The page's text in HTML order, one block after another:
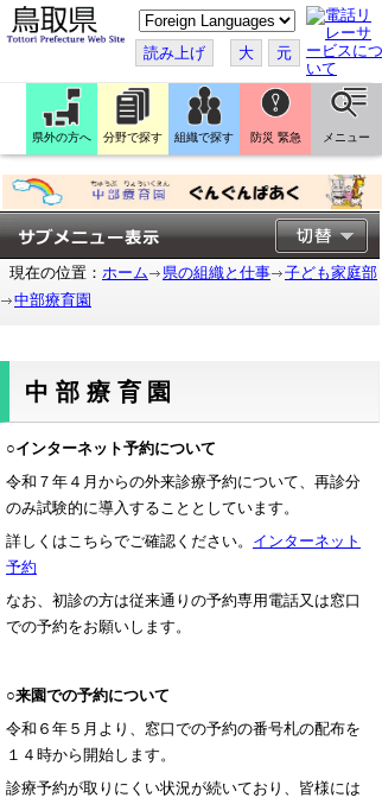
こ
の
ペ
ー
ジ
を
翻
訳
す
る
読み上げ 大 元
県外の方へ 分野で探す 組織で探す 防災 緊急 メニュー
現在の位置： ホーム 県の組織と仕事
子ども家庭部
中部療育園
中部療育園
○インターネット予約について
令和７年４月からの外来診療予約について、再診分
のみ試験的に導入することとしています。
詳しくはこちらでご確認ください。 インターネット
予約
なお、初診の方は従来通りの予約専用電話又は窓口
での予約をお願いします。
○来園での予約について
令和６年５月より、窓口での予約の番号札の配布を
１４時から開始します。
診療予約が取りにくい状況が続いており、皆様には